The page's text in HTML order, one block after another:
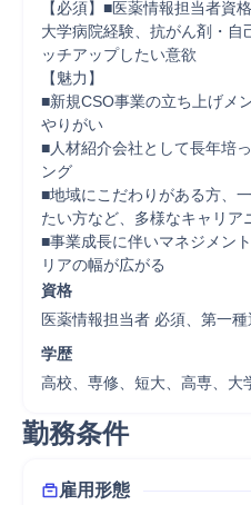
【必須】■医薬情報担当者資
大学病院経験、抗がん剤・自
ッチアップしたい意欲
【魅力】
■新規CSO事業の立ち上げメ
やりがい
■人材紹介会社として長年培
ング
■地域にこだわりがある方、
たい方など、多様なキャリア
■事業成長に伴いマネジメン
リアの幅が広がる
資格
医薬情報担当者 必須、第一
学歴
高校、専修、短大、高専、大
勤務条件
雇用形態